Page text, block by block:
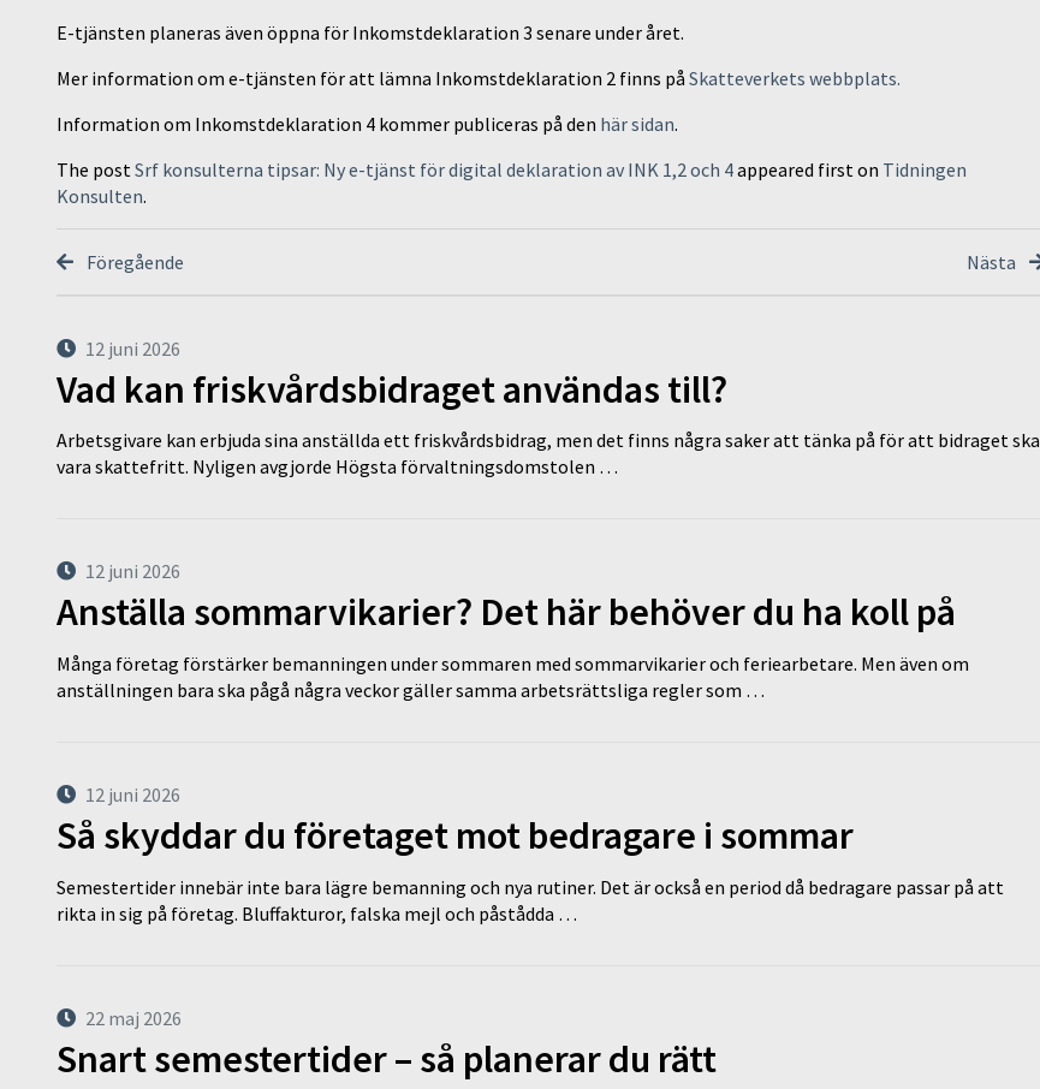
E-tjänsten planeras även öppna för Inkomstdeklaration 3 senare under året.
Mer information om e-tjänsten för att lämna Inkomstdeklaration 2 finns på Skatteverkets webbplats.
Information om Inkomstdeklaration 4 kommer publiceras på den här sidan.
The post Srf konsulterna tipsar: Ny e-tjänst för digital deklaration av INK 1,2 och 4appeared first on Tidningen
Konsulten.
Föregående Nästa
12 juni 2026
Vad kan friskvårdsbidraget användas till?
Arbetsgivare kan erbjuda sina anställda ett friskvårdsbidrag, men det finns några saker att tänka på för att bidraget ska
vara skattefritt. Nyligen avgjorde Högsta förvaltningsdomstolen …
12 juni 2026
Anställa sommarvikarier? Det här behöver du ha koll på
Många företag förstärker bemanningen under sommaren med sommarvikarier och feriearbetare. Men även om
anställningen bara ska pågå några veckor gäller samma arbetsrättsliga regler som …
12 juni 2026
Så skyddar du företaget mot bedragare i sommar
Semestertider innebär inte bara lägre bemanning och nya rutiner. Det är också en period då bedragare passar på att
rikta in sig på företag. Bluffakturor, falska mejl och påstådda …
22 maj 2026
Snart semestertider – så planerar du rätt